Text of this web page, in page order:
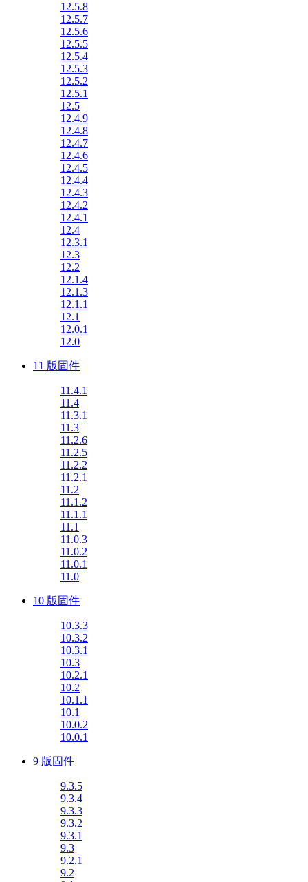
12.5.8
12.5.7
12.5.6
12.5.5
12.5.4
12.5.3
12.5.2
12.5.1
12.5
12.4.9
12.4.8
12.4.7
12.4.6
12.4.5
12.4.4
12.4.3
12.4.2
12.4.1
12.4
12.3.1
12.3
12.2
12.1.4
12.1.3
12.1.1
12.1
12.0.1
12.0
11 版固件
11.4.1
11.4
11.3.1
11.3
11.2.6
11.2.5
11.2.2
11.2.1
11.2
11.1.2
11.1.1
11.1
11.0.3
11.0.2
11.0.1
11.0
10 版固件
10.3.3
10.3.2
10.3.1
10.3
10.2.1
10.2
10.1.1
10.1
10.0.2
10.0.1
9 版固件
9.3.5
9.3.4
9.3.3
9.3.2
9.3.1
9.3
9.2.1
9.2